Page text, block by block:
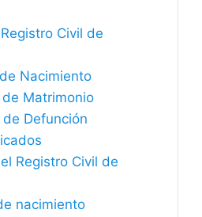
Civil de
Nacimiento
Matrimonio
Defunción
Registro Civil de
nacimiento